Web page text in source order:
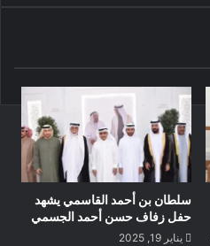
سلطان بن أحمد القاسمي يشهد
حفل زفاف حسن أحمد الجسمي
يناير 19, 2025